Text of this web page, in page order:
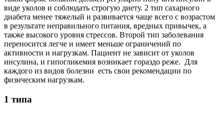
виде уколов и соблюдать строгую диету. 2 тип сахарного
диабета менее тяжелый и развивается чаще всего с возрастом
в результате неправильного питания, вредных привычек, а
также высокого уровня стрессов. Второй тип заболевания
переносится легче и имеет меньше ограничений по
активности и нагрузкам. Пациент не зависит от уколов
инсулина, и гипогликемия возникает гораздо реже. Для
каждого из видов болезни есть свои рекомендации по
физическим нагрузкам.
1 типа